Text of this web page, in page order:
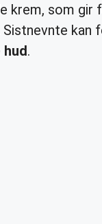
som gir
Sistnevnte
hud.